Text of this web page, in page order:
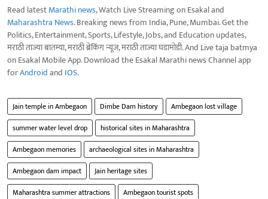
Read latestMarathi news, Watch Live Streaming on Esakal and
Maharashtra News. Breaking news from India, Pune, Mumbai. Get the
Politics, Entertainment, Sports, Lifestyle, Jobs, and Education updates,
मराठी ताज्या बातम्या, मराठी ब्रेकिंग न्यूज, मराठी ताज्या घडामोडी. And Live taja batmya
on Esakal Mobile App. Download the Esakal Marathi news Channel app
forAndroidand IOS.
Jain temple in Ambegaon Dimbe Dam history
Ambegaon lost village
summer water level drop
historical sites in Maharashtra
Ambegaon memories
archaeological sites in Maharashtra
Ambegaon dam impact
Jain heritage sites
Maharashtra summer attractions
Ambegaon tourist spots